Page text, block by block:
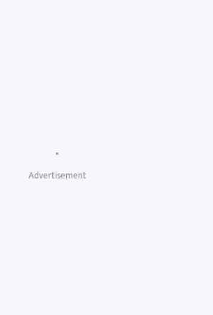
"
Advertisement